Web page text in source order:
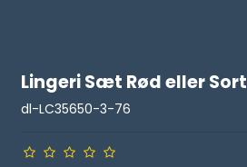
Lingeri Sæt Rød eller Sort
dl-LC35650-3-76